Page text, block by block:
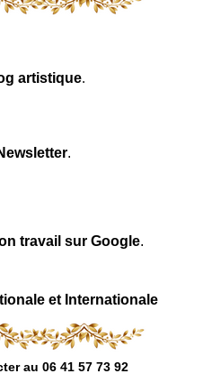
artistique.
.
travail sur Google.
et Internationale
au 06 41 57 73 92